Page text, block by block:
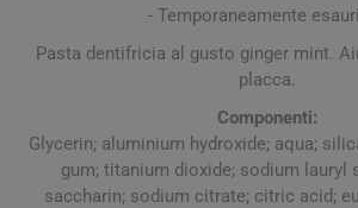
- Temporaneamente
Pasta dentifricia al gusto ginger mint.
placca.
Componenti:
Glycerin; aluminium hydroxide; aqua;
gum; titanium dioxide; sodium lauryl
saccharin; sodium citrate; citric acid;